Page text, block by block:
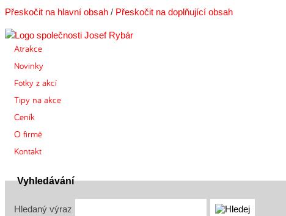
Přeskočit na hlavní obsah / Přeskočit na doplňující obsah
Atrakce
Novinky
Fotky z akcí
Tipy na akce
Ceník
O firmě
Kontakt
Vyhledávání
Hledaný výraz